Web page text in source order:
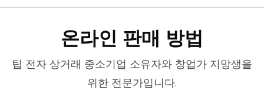
온라인 판매 방법
팁 전자 상거래 중소기업 소유자와 창업가 지망생을
위한 전문가입니다.